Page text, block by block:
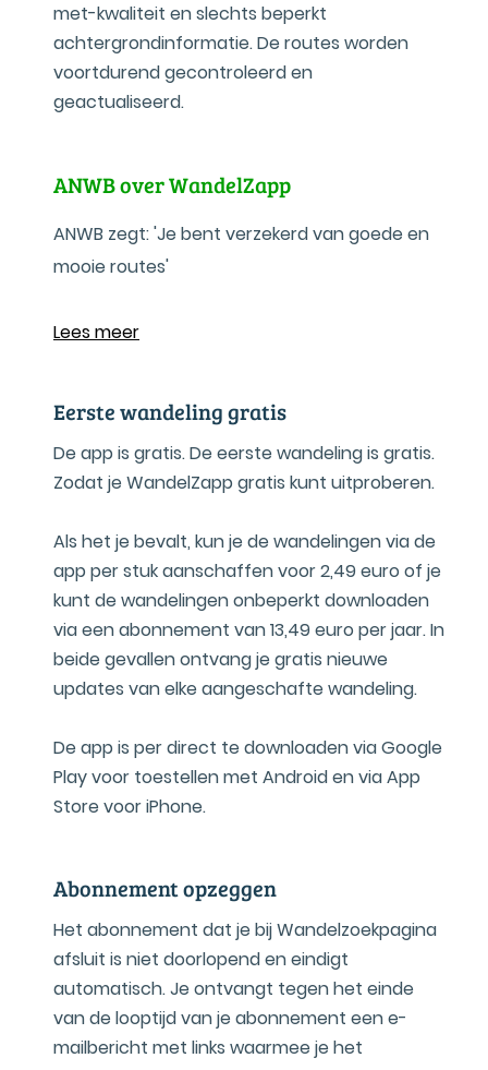
met-kwaliteit en slechts beperkt
achtergrondinformatie. De routes worden
voortdurend gecontroleerd en
geactualiseerd.
ANWB over WandelZapp
ANWB zegt: 'Je bent verzekerd van goede en
mooie routes'
Lees meer
Eerste wandeling gratis
De app is gratis. De eerste wandeling is gratis.
Zodat je WandelZapp gratis kunt uitproberen.
Als het je bevalt, kun je de wandelingen via de
app per stuk aanschaffen voor 2,49 euro of je
kunt de wandelingen onbeperkt downloaden
via een abonnement van 13,49 euro per jaar. In
beide gevallen ontvang je gratis nieuwe
updates van elke aangeschafte wandeling.
De app is per direct te downloaden via Google
Play voor toestellen met Android en via App
Store voor iPhone.
Abonnement opzeggen
Het abonnement dat je bij Wandelzoekpagina
afsluit is niet doorlopend en eindigt
automatisch. Je ontvangt tegen het einde
van de looptijd van je abonnement een e-
mailbericht met links waarmee je het